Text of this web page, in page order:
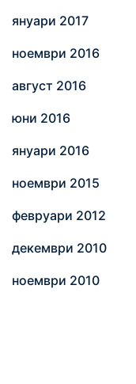
януари 2017
ноември 2016
август 2016
юни 2016
януари 2016
ноември 2015
февруари 2012
декември 2010
ноември 2010